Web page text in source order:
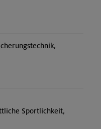
Sportlichkeit,